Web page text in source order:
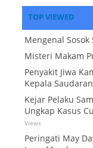
TOP VIEWED
Mengenal Sosok
Misteri Makam
Penyakit Jiwa
Kepala
Kejar Pelaku
Ungkap Kasus
Views
Peringati May